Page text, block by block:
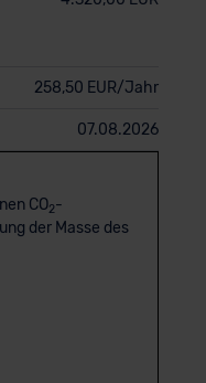
258,50 EUR/Jahr
07.08.2026
CO2-
der Masse des